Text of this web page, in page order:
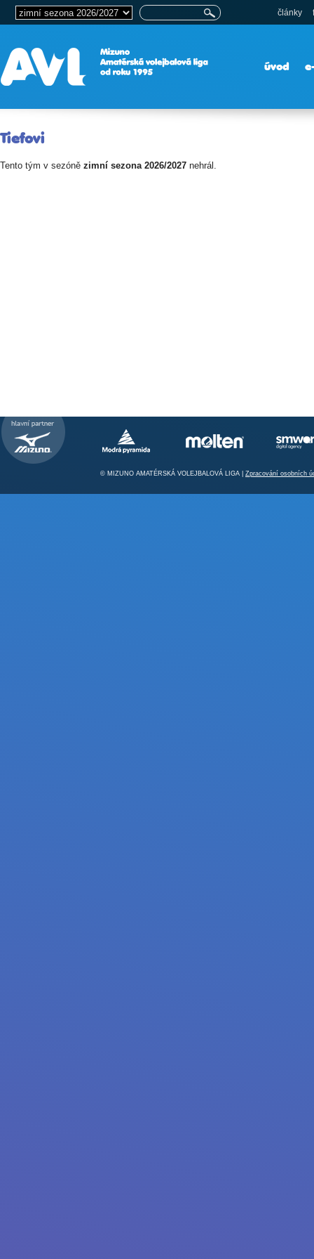
články
úvod
Tiefovi
Tento tým v sezóně zimní sezona 2026/2027 nehrál.
© MIZUNO AMATÉRSKÁ VOLEJBALOVÁ LIGA | Zpracování osobních